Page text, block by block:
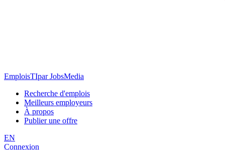
EmploisTIpar JobsMedia
Recherche d'emplois
Meilleurs employeurs
À propos
Publier une offre
EN
Connexion